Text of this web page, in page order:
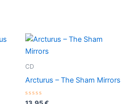
CD
Arcturus – The Sham Mirrors
Valorado